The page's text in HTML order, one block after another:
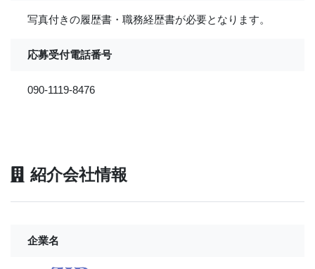
写真付きの履歴書・職務経歴書が必要となります。
応募受付電話番号
090-1119-8476
紹介会社情報
企業名